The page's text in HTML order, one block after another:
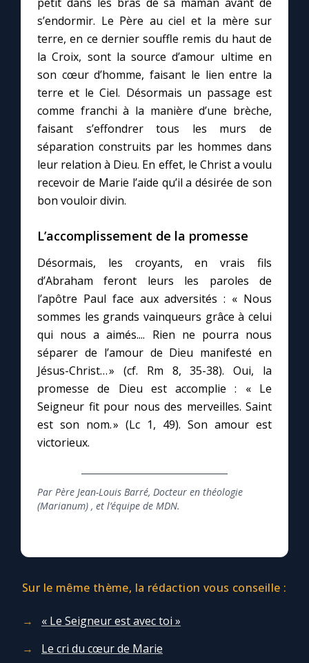
s’endormir. Le Père au ciel et la mère sur
terre, en ce dernier souffle remis du haut de
la Croix, sont la source d’amour ultime en
son cœur d’homme, faisant le lien entre la
terre et le Ciel. Désormais un passage est
comme franchi à la manière d’une brèche,
faisant s’effondrer tous les murs de
séparation construits par les hommes dans
leur relation à Dieu. En effet, le Christ a voulu
recevoir de Marie l’aide qu’il a désirée de son
bon vouloir divin.
L’accomplissement de la promesse
Désormais, les croyants, en vrais fils
d’Abraham feront leurs les paroles de
l’apôtre Paul face aux adversités : « Nous
sommes les grands vainqueurs grâce à celui
qui nous a aimés.... Rien ne pourra nous
séparer de l’amour de Dieu manifesté en
Jésus-Christ… » (cf. Rm 8, 35-38). Oui, la
promesse de Dieu est accomplie : « Le
Seigneur fit pour nous des merveilles. Saint
est son nom. » (Lc 1, 49). Son amour est
victorieux.
Par Père Jean-Louis Barré, Docteur en théologie
(Marianum) , et l’équipe de MDN.
Sur le même thème, la rédaction vous conseille :
« Le Seigneur est avec toi »
Le cri du cœur de Marie